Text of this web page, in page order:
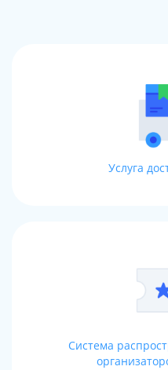
Услуга
Система